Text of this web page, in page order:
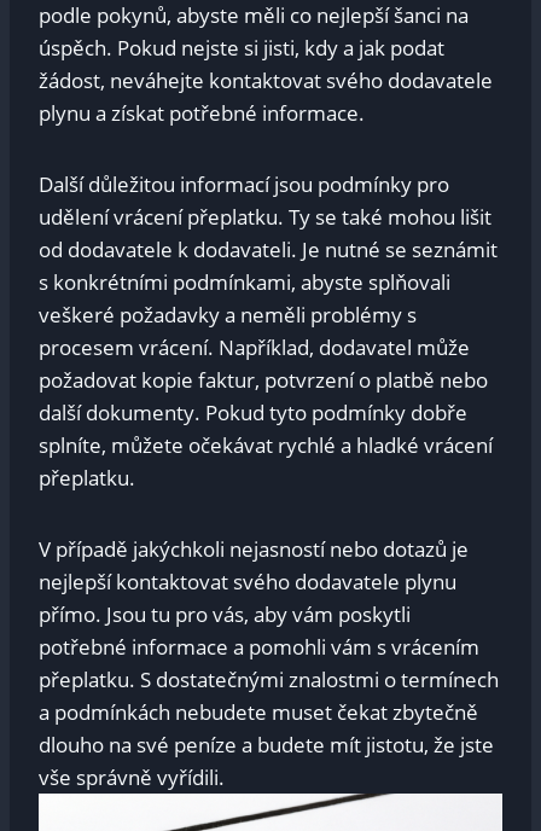
podle⁣ pokynů, abyste‍ měli⁤ co nejlepší⁢ šanci na
úspěch. Pokud ‌nejste si jisti, kdy​ a jak podat
žádost, neváhejte kontaktovat‍ svého ⁣dodavatele
plynu a získat⁤ potřebné‌ informace.
Další důležitou informací jsou⁤ podmínky pro
udělení vrácení přeplatku. Ty ‍se také mohou lišit
od dodavatele ‍k dodavateli. Je ​nutné se⁢ seznámit
s konkrétními podmínkami, abyste splňovali
veškeré požadavky a‍ neměli​ problémy s
procesem vrácení. Například, dodavatel ‌může
⁢požadovat kopie faktur, potvrzení o platbě nebo
‌další dokumenty. Pokud ‍tyto podmínky dobře
⁤splníte, můžete očekávat rychlé ‌a hladké vrácení
přeplatku.
V případě jakýchkoli nejasností ‍nebo dotazů je ​
nejlepší kontaktovat⁢ svého ⁣dodavatele ⁢plynu⁣
přímo. Jsou tu pro​ vás,‍ aby⁤ vám‌ poskytli
potřebné informace a ⁤pomohli vám s⁣ vrácením‌
přeplatku. S⁤ dostatečnými znalostmi o termínech
a ⁢podmínkách nebudete​ muset čekat zbytečně
dlouho na své peníze‍ a budete mít jistotu, že jste
vše⁣ správně vyřídili.